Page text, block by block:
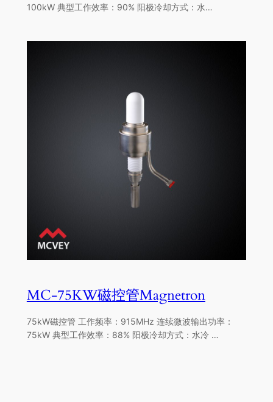
100kW 典型工作效率：90% 阳极冷却方式：水…
MC-75KW磁控管Magnetron
75kW磁控管 工作频率：915MHz 连续微波输出功率：
75kW 典型工作效率：88% 阳极冷却方式：水冷 …